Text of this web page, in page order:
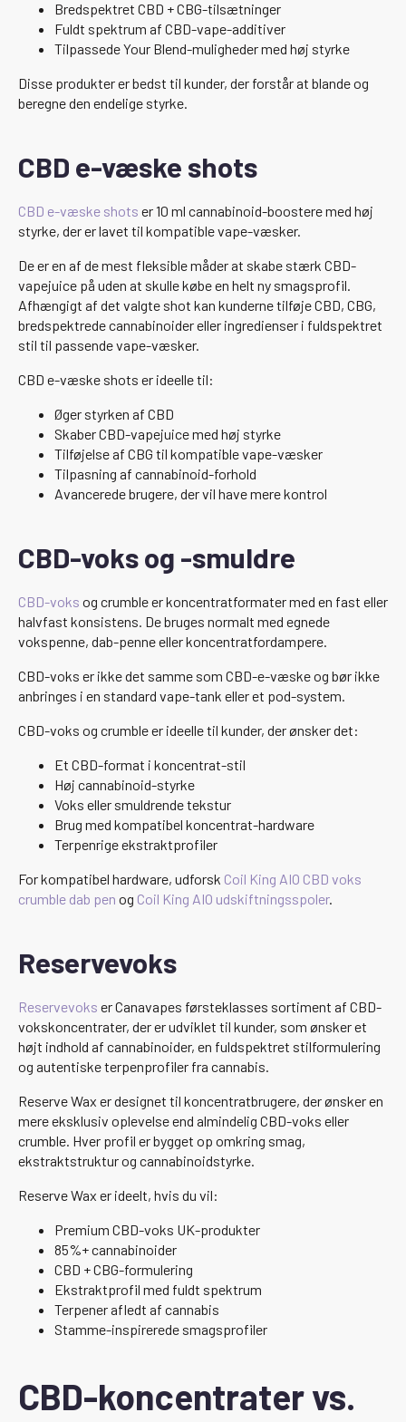
Bredspektret CBD + CBG-tilsætninger
Fuldt spektrum af CBD-vape-additiver
Tilpassede Your Blend-muligheder med høj styrke
Disse produkter er bedst til kunder, der forstår at blande og
beregne den endelige styrke.
CBD e-væske shots
CBD e-væske shots er 10 ml cannabinoid-boostere med høj
styrke, der er lavet til kompatible vape-væsker.
De er en af de mest fleksible måder at skabe stærk CBD-
vapejuice på uden at skulle købe en helt ny smagsprofil.
Afhængigt af det valgte shot kan kunderne tilføje CBD, CBG,
bredspektrede cannabinoider eller ingredienser i fuldspektret
stil til passende vape-væsker.
CBD e-væske shots er ideelle til:
Øger styrken af CBD
Skaber CBD-vapejuice med høj styrke
Tilføjelse af CBG til kompatible vape-væsker
Tilpasning af cannabinoid-forhold
Avancerede brugere, der vil have mere kontrol
CBD-voks og -smuldre
CBD-voks og crumble er koncentratformater med en fast eller
halvfast konsistens. De bruges normalt med egnede
vokspenne, dab-penne eller koncentratfordampere.
CBD-voks er ikke det samme som CBD-e-væske og bør ikke
anbringes i en standard vape-tank eller et pod-system.
CBD-voks og crumble er ideelle til kunder, der ønsker det:
Et CBD-format i koncentrat-stil
Høj cannabinoid-styrke
Voks eller smuldrende tekstur
Brug med kompatibel koncentrat-hardware
Terpenrige ekstraktprofiler
For kompatibel hardware, udforsk Coil King AIO CBD voks
crumble dab pen og Coil King AIO udskiftningsspoler.
Reservevoks
Reservevoks er Canavapes førsteklasses sortiment af CBD-
vokskoncentrater, der er udviklet til kunder, som ønsker et
højt indhold af cannabinoider, en fuldspektret stilformulering
og autentiske terpenprofiler fra cannabis.
Reserve Wax er designet til koncentratbrugere, der ønsker en
mere eksklusiv oplevelse end almindelig CBD-voks eller
crumble. Hver profil er bygget op omkring smag,
ekstraktstruktur og cannabinoidstyrke.
Reserve Wax er ideelt, hvis du vil:
Premium CBD-voks UK-produkter
85%+ cannabinoider
CBD + CBG-formulering
Ekstraktprofil med fuldt spektrum
Terpener afledt af cannabis
Stamme-inspirerede smagsprofiler
CBD-koncentrater vs.